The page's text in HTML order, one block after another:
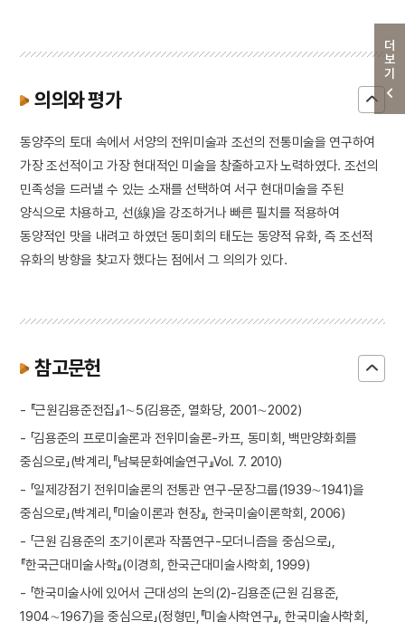
더보기
의의와 평가
동양주의 토대 속에서 서양의 전위미술과 조선의 전통미술을 연구하여
가장 조선적이고 가장 현대적인 미술을 창출하고자 노력하였다. 조선의
민족성을 드러낼 수 있는 소재를 선택하여 서구 현대미술을 주된
양식으로 차용하고, 선(線)을 강조하거나 빠른 필치를 적용하여
동양적인 맛을 내려고 하였던 동미회의 태도는 동양적 유화, 즉 조선적
유화의 방향을 찾고자 했다는 점에서 그 의의가 있다.
참고문헌
- 『근원김용준전집』1∼5(김용준, 열화당, 2001∼2002)
- 「김용준의 프로미술론과 전위미술론-카프, 동미회, 백만양화회를
중심으로」(박계리,『남북문화예술연구』Vol. 7. 2010)
- 「일제강점기 전위미술론의 전통관 연구-문장그룹(1939∼1941)을
중심으로」(박계리,『미술이론과 현장』, 한국미술이론학회, 2006)
- 「근원 김용준의 초기이론과 작품연구-모더니즘을 중심으로」,
『한국근대미술사학』(이경희, 한국근대미술사학회, 1999)
- 「한국미술사에 있어서 근대성의 논의(2)-김용준(근원 김용준,
1904∼1967)을 중심으로」(정형민,『미술사학연구』, 한국미술사학회,